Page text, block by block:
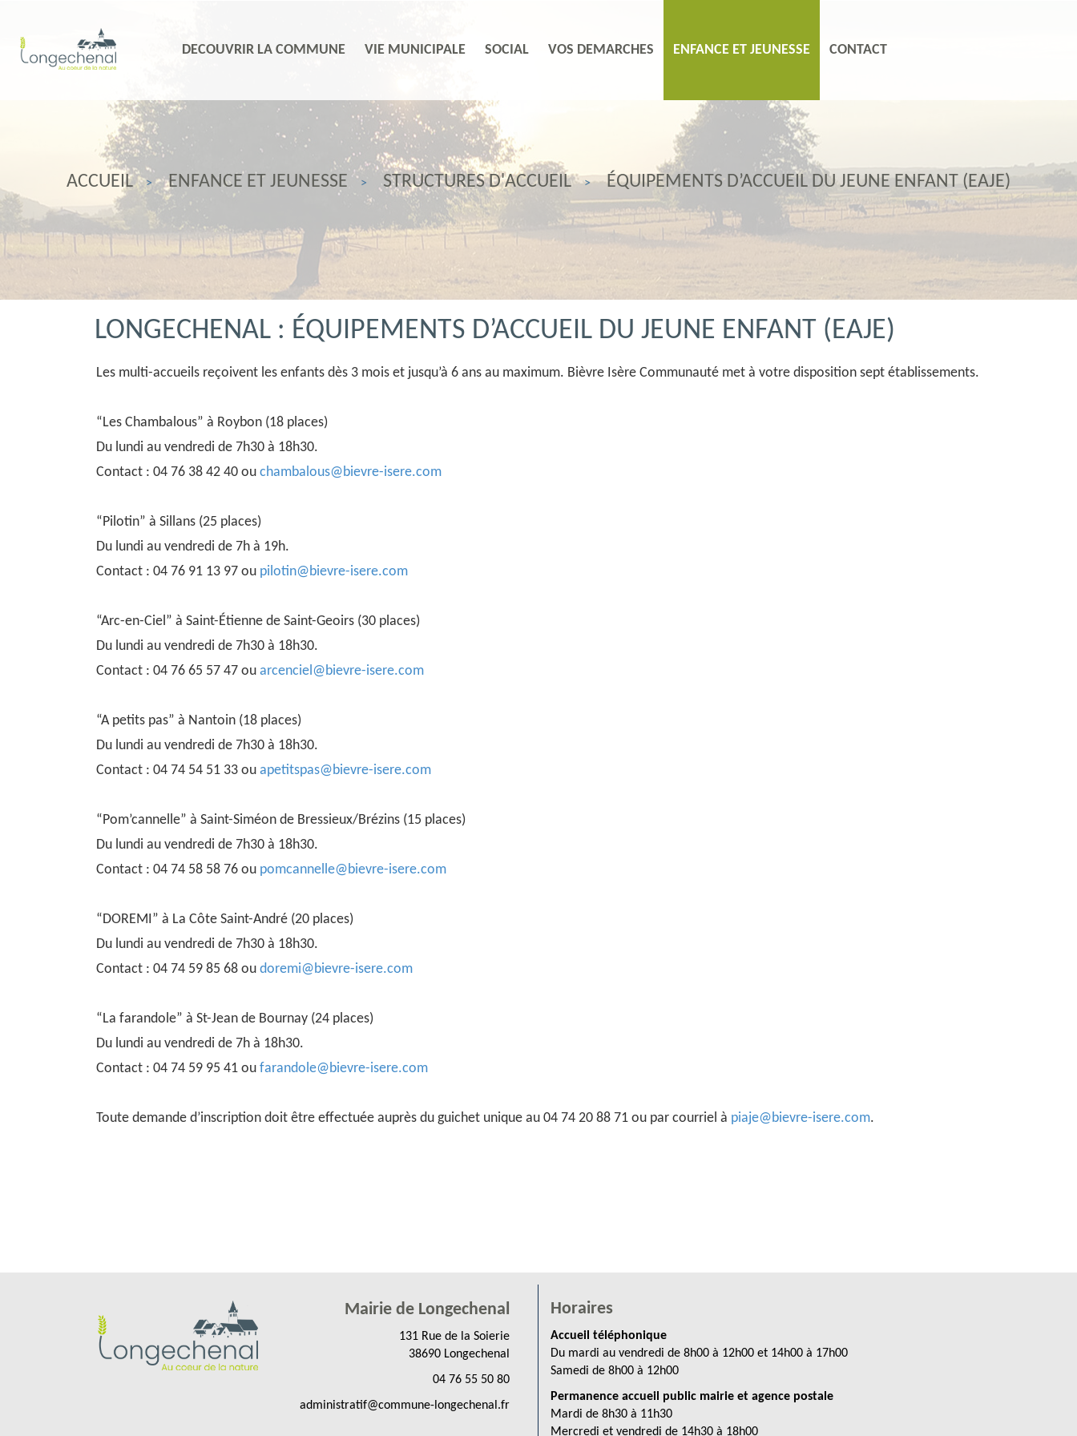
DECOUVRIR LA COMMUNE VIE MUNICIPALE SOCIAL VOS DEMARCHES ENFANCE ET JEUNESSE CONTACT
ACCUEIL ENFANCE ET JEUNESSE STRUCTURES D'ACCUEIL ÉQUIPEMENTS D’ACCUEIL DU JEUNE ENFANT (EAJE)
LONGECHENAL : ÉQUIPEMENTS D’ACCUEIL DU JEUNE ENFANT (EAJE)
Les multi-accueils reçoivent les enfants dès 3 mois et jusqu’à 6 ans au maximum. Bièvre Isère Communauté met à votre disposition sept établissements.
“Les Chambalous” à Roybon (18 places)
Du lundi au vendredi de 7h30 à 18h30.
Contact : 04 76 38 42 40 ouchambalous@bievre-isere.com
“Pilotin” à Sillans (25 places)
Du lundi au vendredi de 7h à 19h.
Contact : 04 76 91 13 97 ou pilotin@bievre-isere.com
“Arc-en-Ciel” à Saint-Étienne de Saint-Geoirs (30 places)
Du lundi au vendredi de 7h30 à 18h30.
Contact : 04 76 65 57 47 ouarcenciel@bievre-isere.com
“A petits pas” à Nantoin (18 places)
Du lundi au vendredi de 7h30 à 18h30.
Contact : 04 74 54 51 33 ouapetitspas@bievre-isere.com
“Pom’cannelle” à Saint-Siméon de Bressieux/Brézins (15 places)
Du lundi au vendredi de 7h30 à 18h30.
Contact : 04 74 58 58 76 ou pomcannelle@bievre-isere.com
“DOREMI” à La Côte Saint-André (20 places)
Du lundi au vendredi de 7h30 à 18h30.
Contact : 04 74 59 85 68 oudoremi@bievre-isere.com
“La farandole” à St-Jean de Bournay (24 places)
Du lundi au vendredi de 7h à 18h30.
Contact : 04 74 59 95 41 oufarandole@bievre-isere.com
Toute demande d’inscription doit être effectuée auprès du guichet unique au 04 74 20 88 71 ou par courriel à piaje@bievre-isere.com.
Mairie de Longechenal
131 Rue de la Soierie
38690 Longechenal
04 76 55 50 80
administratif@commune-longechenal.fr
Horaires
Accueil téléphonique
Du mardi au vendredi de 8h00 à 12h00 et 14h00 à 17h00
Samedi de 8h00 à 12h00
Permanence accueil public mairie et agence postale
Mardi de 8h30 à 11h30
Mercredi et vendredi de 14h30 à 18h00